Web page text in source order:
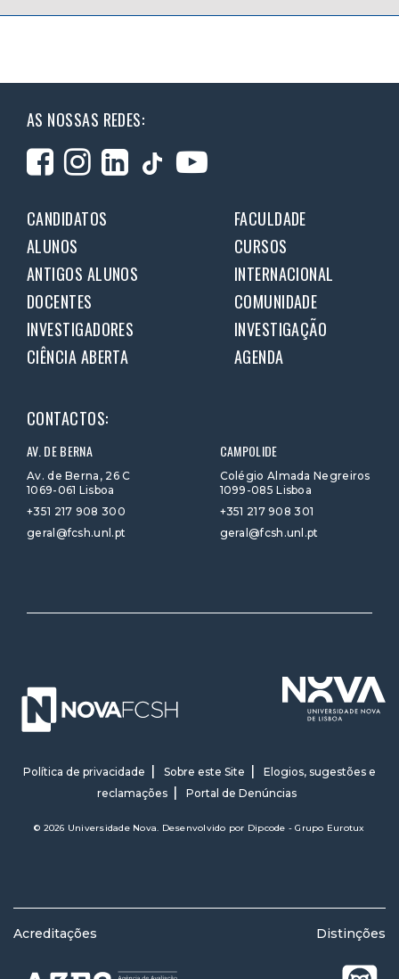
AS NOSSAS REDES:
CANDIDATOS
FACULDADE
ALUNOS
CURSOS
ANTIGOS ALUNOS
INTERNACIONAL
DOCENTES
COMUNIDADE
INVESTIGADORES
INVESTIGAÇÃO
CIÊNCIA ABERTA
AGENDA
CONTACTOS:
AV. DE BERNA
Av. de Berna, 26 C
1069-061 Lisboa
+351 217 908 300
geral@fcsh.unl.pt
CAMPOLIDE
Colégio Almada Negreiros
1099-085 Lisboa
+351 217 908 301
geral@fcsh.unl.pt
Política de privacidade Sobre este Site
Elogios, sugestões e
reclamações
Portal de Denúncias
© 2026 Universidade Nova. Desenvolvido por Dipcode - Grupo Eurotux
Acreditações Distinções